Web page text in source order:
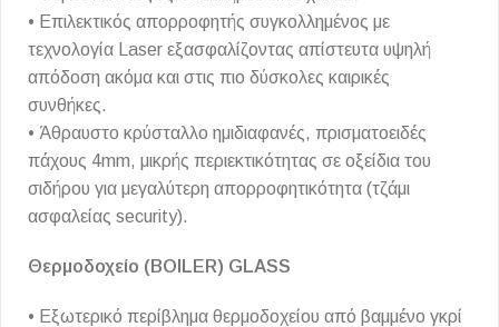
• Επιλεκτικός απορροφητής συγκολλημένος με
τεχνολογία Laser εξασφαλίζοντας απίστευτα υψηλή
απόδοση ακόμα και στις πιο δύσκολες καιρικές
συνθήκες.
• Άθραυστο κρύσταλλο ημιδιαφανές, πρισματοειδές
πάχους 4mm, μικρής περιεκτικότητας σε οξείδια του
σιδήρου για μεγαλύτερη απορροφητικότητα (τζάμι
ασφαλείας security).
Θερμοδοχείο (BOILER) GLASS
• Εξωτερικό περίβλημα θερμοδοχείου από βαμμένο γκρί